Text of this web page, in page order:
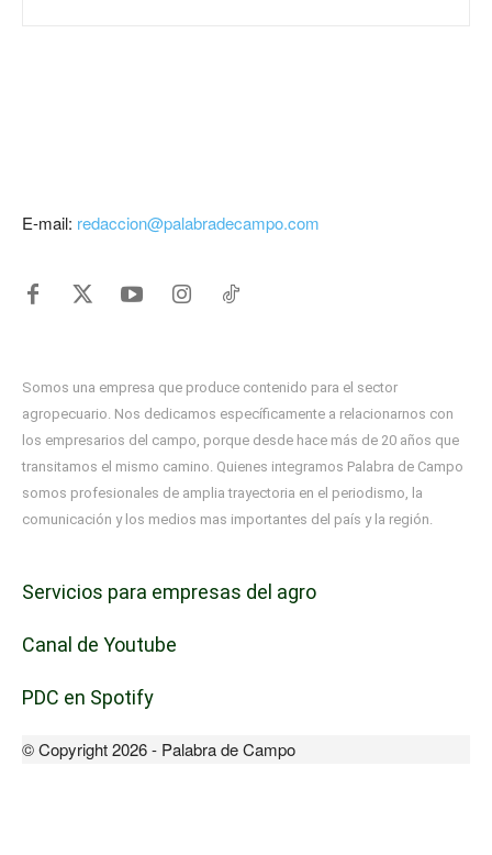
E-mail: redaccion@palabradecampo.com
Somos una empresa que produce contenido para el sector
agropecuario. Nos dedicamos específicamente a relacionarnos con
los empresarios del campo, porque desde hace más de 20 años que
transitamos el mismo camino. Quienes integramos Palabra de Campo
somos profesionales de amplia trayectoria en el periodismo, la
comunicación y los medios mas importantes del país y la región.
Servicios para empresas del agro
Canal de Youtube
PDC en Spotify
© Copyright 2026 - Palabra de Campo